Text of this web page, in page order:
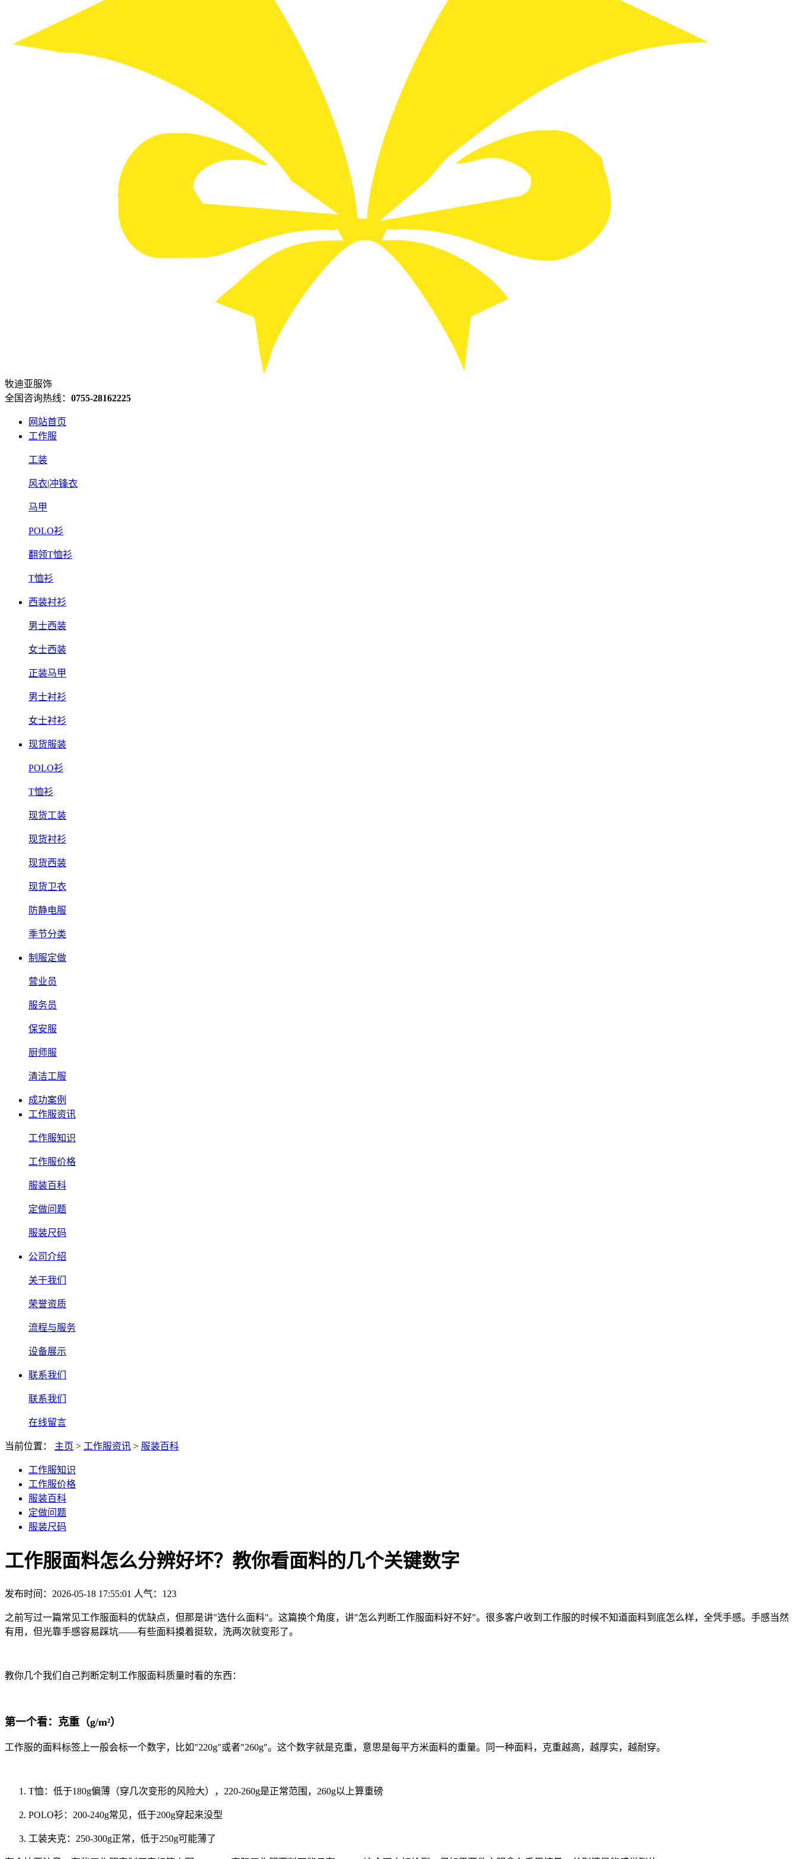
牧迪亚服饰
全国咨询热线： 0755-28162225
网站首页
工作服
工装
风衣|冲锋衣
马甲
POLO衫
翻领T恤衫
T恤衫
西装衬衫
男士西装
女士西装
正装马甲
男士衬衫
女士衬衫
现货服装
POLO衫
T恤衫
现货工装
现货衬衫
现货西装
现货卫衣
防静电服
季节分类
制服定做
营业员
服务员
保安服
厨师服
清洁工服
成功案例
工作服资讯
工作服知识
工作服价格
服装百科
定做问题
服装尺码
公司介绍
关于我们
荣誉资质
流程与服务
设备展示
联系我们
联系我们
在线留言
当前位置： 主页 > 工作服资讯 > 服装百科
工作服知识
工作服价格
服装百科
定做问题
服装尺码
工作服面料怎么分辨好坏？教你看面料的几个关键数字
发布时间：2026-05-18 17:55:01 人气： 123
之前写过一篇常见工作服面料的优缺点，但那是讲"选什么面料"。这篇换个角度，讲"怎么判断工作服面料好不好"。 很多客户收到工作服的时候不知道面料到底怎么样，全凭手感。手感当然
有用，但光靠手感容易踩坑——有些面料摸着挺软，洗两次就变形了。
教你几个我们自己判断定制工作服面料质量时看的东西：
第一个看：克重（g/m²）
工作服的面料标签上一般会标一个数字，比如"220g"或者"260g"。这个数字就是克重，意思是每平方米面料的重量。 同一种面料，克重越高，越厚实，越耐穿。
T恤：低于180g偏薄（穿几次变形的风险大），220-260g是正常范围，260g以上算重磅
POLO衫：200-240g常见，低于200g穿起来没型
工装夹克：250-300g正常，低于250g可能薄了